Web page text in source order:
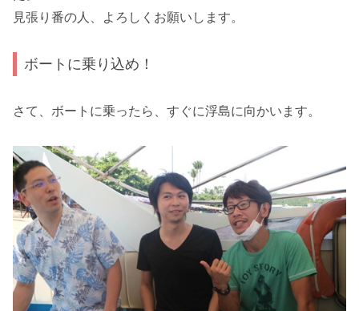
見張り番の人、よろしくお願いします。
ボートに乗り込め！
さて、ボートに乗ったら、すぐに浮島に向かいます。